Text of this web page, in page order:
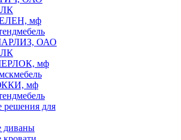
мф
ОАО
мф
мф
решения для
диваны